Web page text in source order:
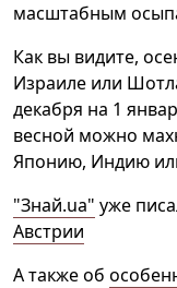
масштабным
Как вы видите,
Израиле или
декабря на 1
весной можно
Японию, Индию
"Знай.ua" уже
Австрии
А также об